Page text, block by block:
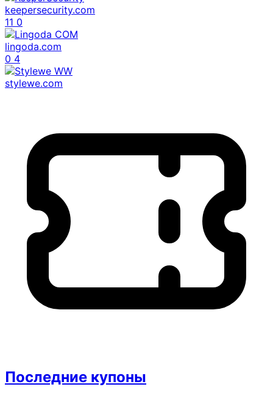
keepersecurity.com
11 0
lingoda.com
0 4
stylewe.com
Последние купоны